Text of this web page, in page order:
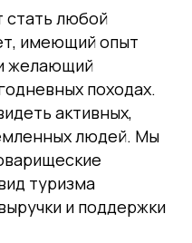
стать любой
имеющий опыт
желающий
походах.
активных,
людей. Мы
туризма
и поддержки